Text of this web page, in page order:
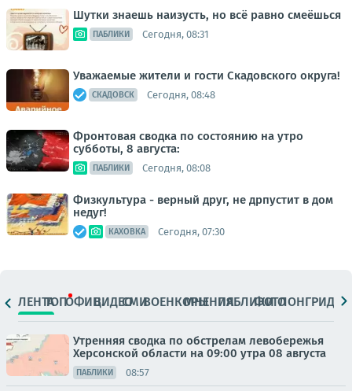
Шутки знаешь наизусть, но всё равно смеёшься
ПАБЛИКИ Сегодня, 08:31
Уважаемые жители и гости Скадовского округа!
СКАДОВСК Сегодня, 08:48
Фронтовая сводка по состоянию на утро
субботы, 8 августа:
ПАБЛИКИ Сегодня, 08:08
Физкультура - верный друг, не дрпустит в дом
недуг!
КАХОВКА Сегодня, 07:30
ЛЕНТАТОПОФИЦ.ВИДЕОСМИВОЕНКОРЫМНЕНИЯПАБЛИКИ
ФОТОЛОНГРИДЫ
Утренняя сводка по обстрелам левобережья
Херсонской области на 09:00 утра 08 августа
ПАБЛИКИ 08:57